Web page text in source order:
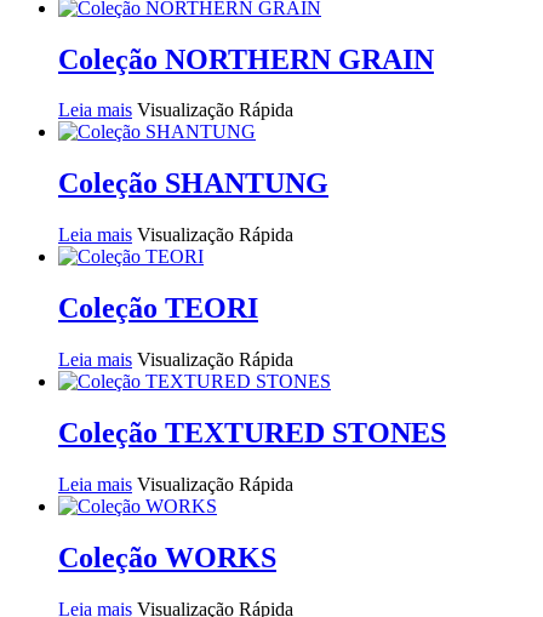
Coleção NORTHERN GRAIN
Leia mais Visualização Rápida
Coleção SHANTUNG
Leia mais Visualização Rápida
Coleção TEORI
Leia mais Visualização Rápida
Coleção TEXTURED STONES
Leia mais Visualização Rápida
Coleção WORKS
Leia mais Visualização Rápida